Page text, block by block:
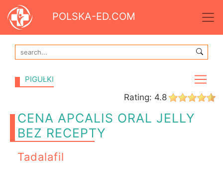
POLSKA-ED.COM
PIGUŁKI
CENA APCALIS ORAL JELLY
BEZ RECEPTY
Tadalafil
Rating: 4.8